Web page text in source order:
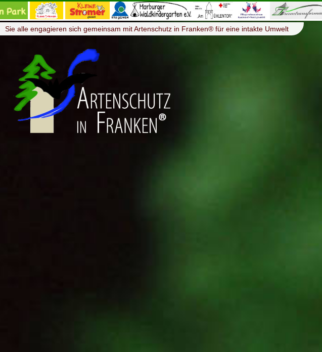
Sie alle engagieren sich gemeinsam mit Artenschutz in Franken® für eine intakte Umwelt